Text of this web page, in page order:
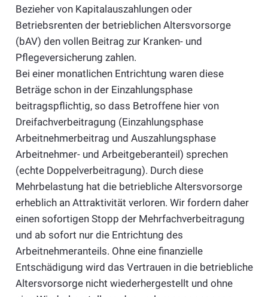
Bezieher von Kapitalauszahlungen oder
Betriebsrenten der betrieblichen Altersvorsorge
(bAV) den vollen Beitrag zur Kranken- und
Pflegeversicherung zahlen.
Bei einer monatlichen Entrichtung waren diese
Beträge schon in der Einzahlungsphase
beitragspflichtig, so dass Betroffene hier von
Dreifachverbeitragung (Einzahlungsphase
Arbeitnehmerbeitrag und Auszahlungsphase
Arbeitnehmer- und Arbeitgeberanteil) sprechen
(echte Doppelverbeitragung). Durch diese
Mehrbelastung hat die betriebliche Altersvorsorge
erheblich an Attraktivität verloren. Wir fordern daher
einen sofortigen Stopp der Mehrfachverbeitragung
und ab sofort nur die Entrichtung des
Arbeitnehmeranteils. Ohne eine finanzielle
Entschädigung wird das Vertrauen in die betriebliche
Altersvorsorge nicht wiederhergestellt und ohne